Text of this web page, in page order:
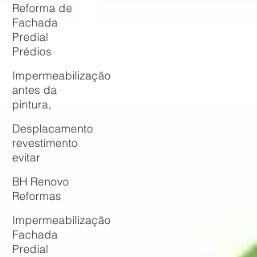
Reforma de
Fachada
Predial
Prédios
Impermeabilização
antes da
pintura,
Desplacamento
revestimento
evitar
BH Renovo
Reformas
Impermeabilização
Fachada
Predial